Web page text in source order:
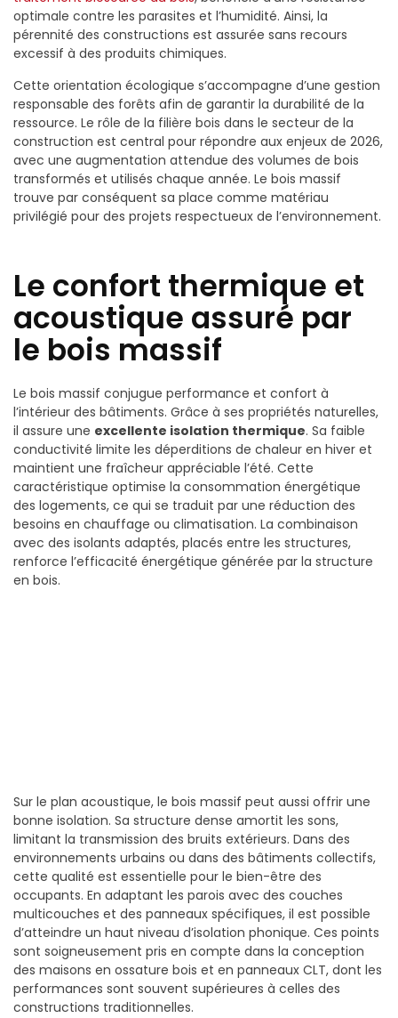
optimale contre les parasites et l’humidité. Ainsi, la
pérennité des constructions est assurée sans recours
excessif à des produits chimiques.
Cette orientation écologique s’accompagne d’une gestion
responsable des forêts afin de garantir la durabilité de la
ressource. Le rôle de la filière bois dans le secteur de la
construction est central pour répondre aux enjeux de 2026,
avec une augmentation attendue des volumes de bois
transformés et utilisés chaque année. Le bois massif
trouve par conséquent sa place comme matériau
privilégié pour des projets respectueux de l’environnement.
Le confort thermique et
acoustique assuré par
le bois massif
Le bois massif conjugue performance et confort à
l’intérieur des bâtiments. Grâce à ses propriétés naturelles,
il assure une excellente isolation thermique. Sa faible
conductivité limite les déperditions de chaleur en hiver et
maintient une fraîcheur appréciable l’été. Cette
caractéristique optimise la consommation énergétique
des logements, ce qui se traduit par une réduction des
besoins en chauffage ou climatisation. La combinaison
avec des isolants adaptés, placés entre les structures,
renforce l’efficacité énergétique générée par la structure
en bois.
Sur le plan acoustique, le bois massif peut aussi offrir une
bonne isolation. Sa structure dense amortit les sons,
limitant la transmission des bruits extérieurs. Dans des
environnements urbains ou dans des bâtiments collectifs,
cette qualité est essentielle pour le bien-être des
occupants. En adaptant les parois avec des couches
multicouches et des panneaux spécifiques, il est possible
d’atteindre un haut niveau d’isolation phonique. Ces points
sont soigneusement pris en compte dans la conception
des maisons en ossature bois et en panneaux CLT, dont les
performances sont souvent supérieures à celles des
constructions traditionnelles.